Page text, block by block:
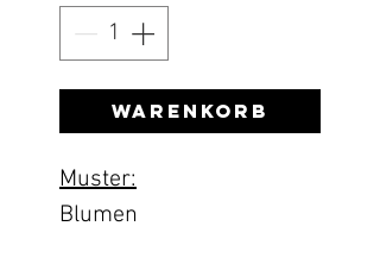
Warenkorb
Muster:
Blumen